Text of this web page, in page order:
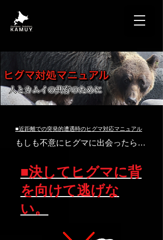
ヒグマ, 対策, 対処, 対応, マニュアル
■近距離での突発的遭遇時のヒグマ対応マニュアル
もしも不意にヒグマに出会ったら…
■決してヒグマに背
を向けて逃げな
い。